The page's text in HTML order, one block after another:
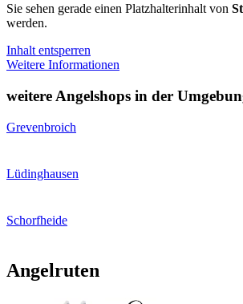
Sie sehen gerade einen Platzhalterinhalt von
werden.
Inhalt entsperren
Weitere Informationen
weitere Angelshops in der
Grevenbroich
Lüdinghausen
Schorfheide
Angelruten